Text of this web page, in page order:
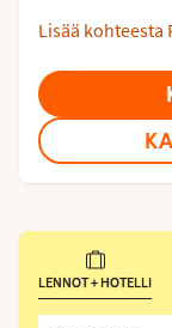
Lisää kohteesta
LENNOT + HOTELLI